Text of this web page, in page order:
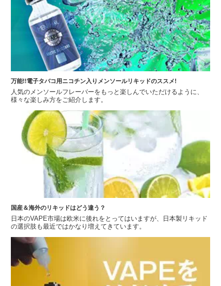
万能!!電子タバコ用ニコチン入りメンソールリキッドのススメ!
人気のメンソールフレーバーをもっと楽しんでいただけるように、
様々な楽しみ方をご紹介します。
国産＆海外のリキッドはどう違う？
日本のVAPE市場は欧米に後れをとってはいますが、日本製リキッド
の選択肢も最近ではかなり増えてきています。